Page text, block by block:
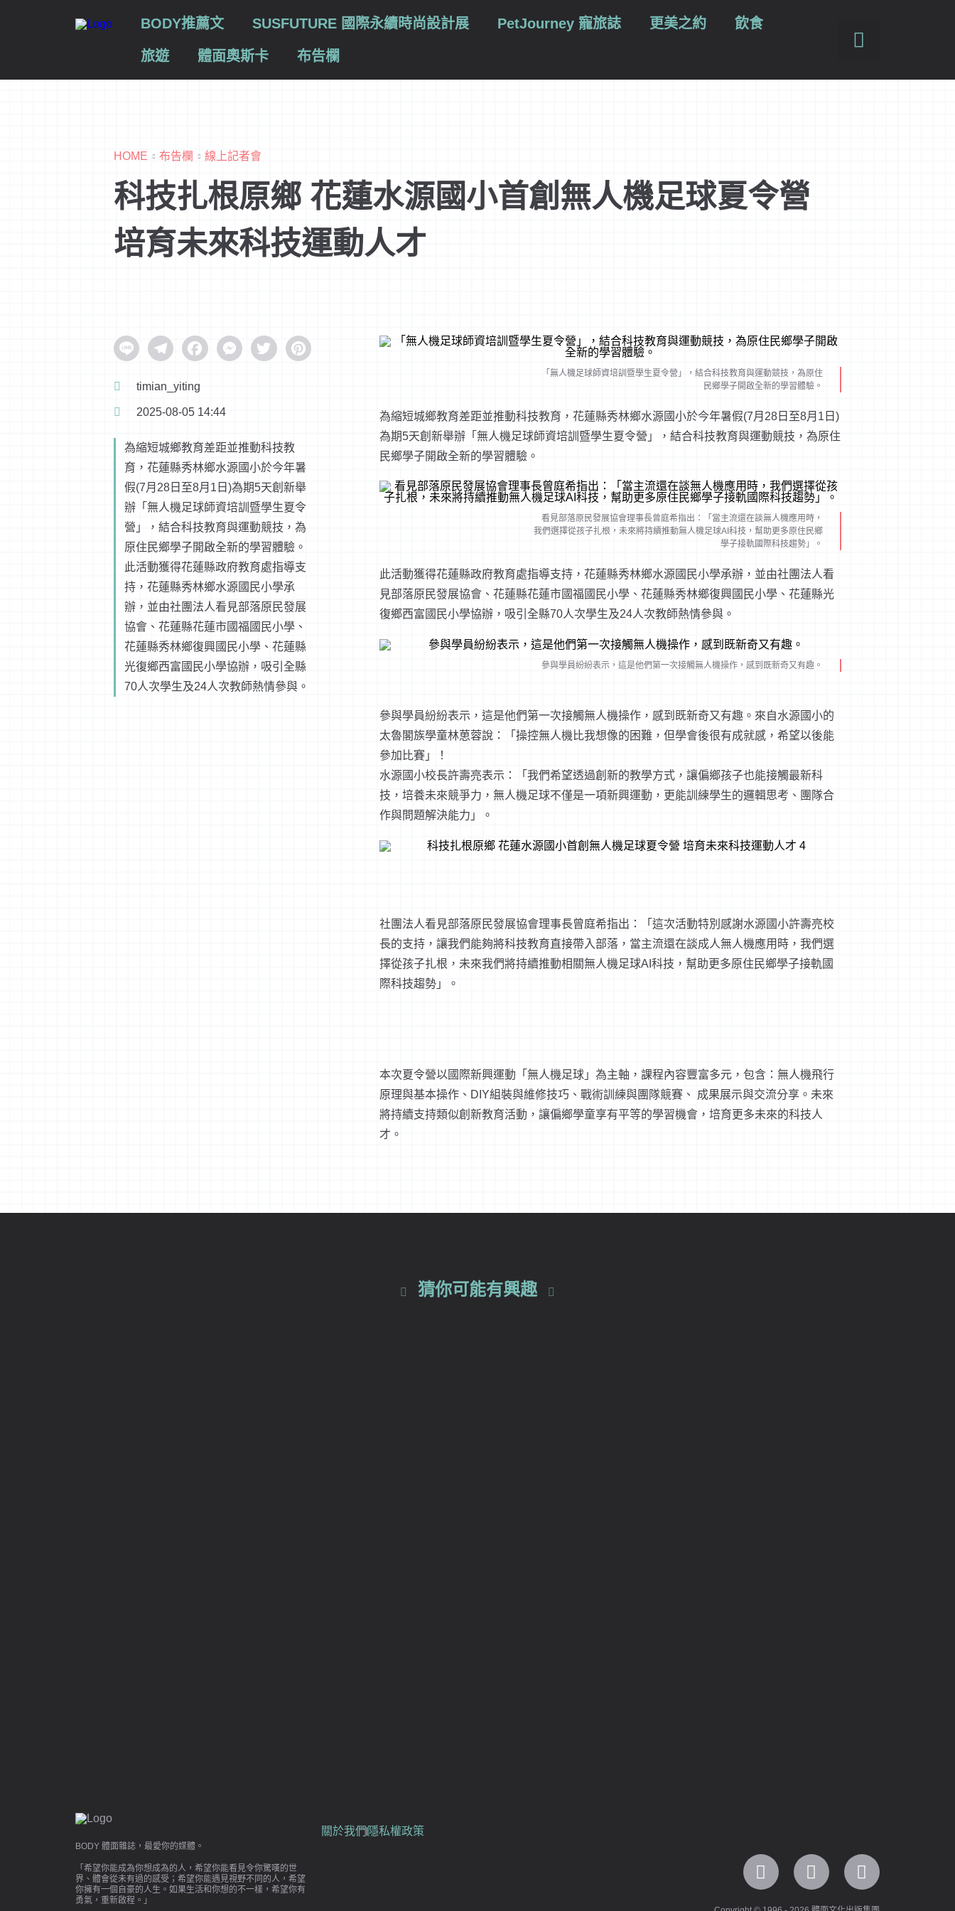
BODY推薦文 SUSFUTURE 國際永續時尚設計展 PetJourney 寵旅誌 更美之約 飲食
旅遊 體面奧斯卡 布告欄
HOME 布告欄 線上記者會
科技扎根原鄉 花蓮水源國小首創無人機足球夏令營
培育未來科技運動人才
Line TelegramFacebookMessenger
Twitter Pinterest
timian_yiting
2025-08-05 14:44
為縮短城鄉教育差距並推動科技教
育，花蓮縣秀林鄉水源國小於今年暑
假(7月28日至8月1日)為期5天創新舉
辦「無人機足球師資培訓暨學生夏令
營」，結合科技教育與運動競技，為
原住民鄉學子開啟全新的學習體驗。
此活動獲得花蓮縣政府教育處指導支
持，花蓮縣秀林鄉水源國民小學承
辦，並由社團法人看見部落原民發展
協會、花蓮縣花蓮市國福國民小學、
花蓮縣秀林鄉復興國民小學、花蓮縣
光復鄉西富國民小學協辦，吸引全縣
70人次學生及24人次教師熱情參與。
「無人機足球師資培訓暨學生夏令營」，結合科技教育與運動競技，為原住
民鄉學子開啟全新的學習體驗。
為縮短城鄉教育差距並推動科技教育，花蓮縣秀林鄉水源國小於今年暑假(7月28日至8月1日)
為期5天創新舉辦「無人機足球師資培訓暨學生夏令營」，結合科技教育與運動競技，為原住
民鄉學子開啟全新的學習體驗。
看見部落原民發展協會理事長曾庭希指出：「當主流還在談無人機應用時，
我們選擇從孩子扎根，未來將持續推動無人機足球AI科技，幫助更多原住民鄉
學子接軌國際科技趨勢」。
此活動獲得花蓮縣政府教育處指導支持，花蓮縣秀林鄉水源國民小學承辦，並由社團法人看
見部落原民發展協會、花蓮縣花蓮市國福國民小學、花蓮縣秀林鄉復興國民小學、花蓮縣光
復鄉西富國民小學協辦，吸引全縣70人次學生及24人次教師熱情參與。
參與學員紛紛表示，這是他們第一次接觸無人機操作，感到既新奇又有趣。
參與學員紛紛表示，這是他們第一次接觸無人機操作，感到既新奇又有趣。來自水源國小的
太魯閣族學童林葸蓉說：「操控無人機比我想像的困難，但學會後很有成就感，希望以後能
參加比賽」！
水源國小校長許壽亮表示：「我們希望透過創新的教學方式，讓偏鄉孩子也能接觸最新科
技，培養未來競爭力，無人機足球不僅是一項新興運動，更能訓練學生的邏輯思考、團隊合
作與問題解決能力」。
社團法人看見部落原民發展協會理事長曾庭希指出：「這次活動特別感謝水源國小許壽亮校
長的支持，讓我們能夠將科技教育直接帶入部落，當主流還在談成人無人機應用時，我們選
擇從孩子扎根，未來我們將持續推動相關無人機足球AI科技，幫助更多原住民鄉學子接軌國
際科技趨勢」。
本次夏令營以國際新興運動「無人機足球」為主軸，課程內容豐富多元，包含：無人機飛行
原理與基本操作、DIY組裝與維修技巧、戰術訓練與團隊競賽、 成果展示與交流分享。未來
將持續支持類似創新教育活動，讓偏鄉學童享有平等的學習機會，培育更多未來的科技人
才。
猜你可能有興趣
BODY 體面雜誌，最愛你的媒體。
「希望你能成為你想成為的人，希望你能看見令你驚嘆的世
界、體會從未有過的感受；希望你能遇見視野不同的人，希望
你擁有一個自豪的人生。如果生活和你想的不一樣，希望你有
勇氣，重新啟程。」
關於我們隱私權政策